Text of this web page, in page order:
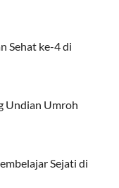
Sehat ke-4 di
Undian Umroh
Sejati di